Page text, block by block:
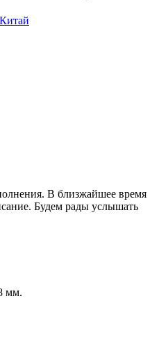
Китай
В близжайшее время
Будем рады услышать
мм.